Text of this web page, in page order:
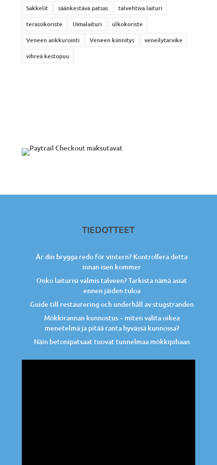
Sakkelit säänkestävä patsas
talvehtiva laituri
terassikoriste
Uimalaituri
ulkokoriste
Veneen ankkurointi
Veneen kiinnitys
veneilytarvike
vihreä kestopuu
TIEDOTTEET
Är din brygga redo för vintern? Kontrollera detta
innan isen kommer
Onko laiturisi valmis talveen? Tarkista nämä asiat
ennen jäiden tuloa
Guide till restaurering och underhåll av stugstranden
Mökkirannan kunnostus – miten valita oikea
menetelmä ja pitää ranta hyvässä kunnossa?
Näin betonipatsaat tuovat tunnelmaa mökkipihaan